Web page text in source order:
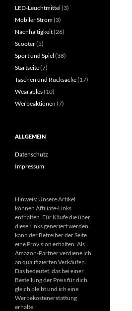
LED-Leuchtmittel (3)
Mobiler Strom(3)
Nachhaltigkeit(26)
Scooter(5)
Sport und Spiel (38)
Startseite(7)
Taschen und Rucksäcke(17)
Wearables(10)
Werbeaktionen (7)
ALLGEMEIN
Datenschutz
Impressum
Hinweis: Unsere Artikel
können Affiliate-Links
enthalten. Für Käufe die über
diese Links generiert werden,
kann der Betreiber der Seite
eine Provision erhalten. Als
Amazon-Partner verdiene ich
an qualifizierten Verkäufen.
Das bedeutet, das bei einer
Bestellung der Preis für dich
gleich bleibt und ich eine
Werbekostenerstattung
erhalte.